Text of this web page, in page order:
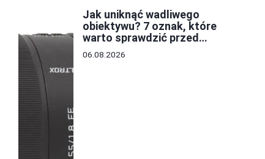
Jak uniknąć wadliwego
obiektywu? 7 oznak, które
warto sprawdzić przed
zakupem
06.08.2026